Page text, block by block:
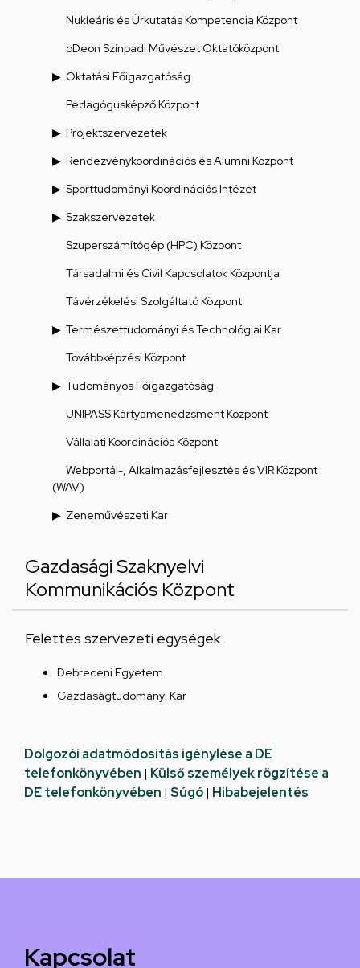
Nukleáris és Űrkutatás Kompetencia Központ
oDeon Színpadi Művészet Oktatóközpont
Oktatási Főigazgatóság
Pedagógusképző Központ
Projektszervezetek
Rendezvénykoordinációs és Alumni Központ
Sporttudományi Koordinációs Intézet
Szakszervezetek
Szuperszámítógép (HPC) Központ
Társadalmi és Civil Kapcsolatok Központja
Távérzékelési Szolgáltató Központ
Természettudományi és Technológiai Kar
Továbbképzési Központ
Tudományos Főigazgatóság
UNIPASS Kártyamenedzsment Központ
Vállalati Koordinációs Központ
Webportál-, Alkalmazásfejlesztés és VIR Központ
(WAV)
Zeneművészeti Kar
Gazdasági Szaknyelvi
Kommunikációs Központ
Felettes szervezeti egységek
Debreceni Egyetem
Gazdaságtudományi Kar
Dolgozói adatmódosítás igénylése a DE
telefonkönyvében | Külső személyek rögzítése a
DE telefonkönyvében | Súgó| Hibabejelentés
Kapcsolat